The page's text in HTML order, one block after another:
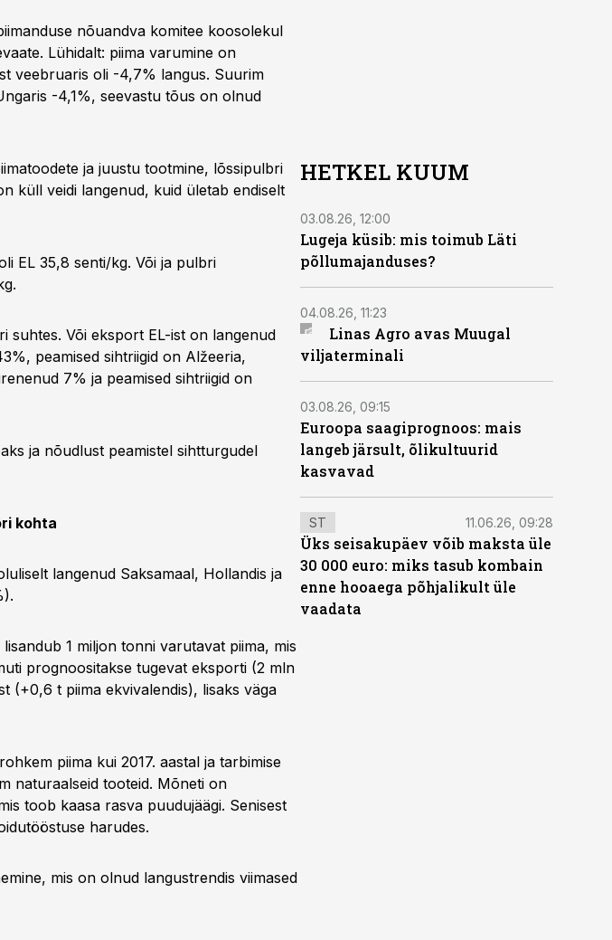
nõuandva komitee koosolekul
Lühidalt: piima varumine on
veebruaris oli -4,7% langus. Suurim
-4,1%, seevastu tõus on olnud
ja juustu tootmine, lõssipulbri
küll veidi langenud, kuid ületab endiselt
EL 35,8 senti/kg. Või ja pulbri
suhtes. Või eksport EL-ist on langenud
peamised sihtriigid on Alžeeria,
7% ja peamised sihtriigid on
ja nõudlust peamistel sihtturgudel
kohta
langenud Saksamaal, Hollandis ja
1 miljon tonni varutavat piima, mis
prognoositakse tugevat eksporti (2 mln
(+0,6 t piima ekvivalendis), lisaks väga
piima kui 2017. aastal ja tarbimise
naturaalseid tooteid. Mõneti on
toob kaasa rasva puudujäägi. Senisest
harudes.
HETKEL KUUM
03.08.26, 12:00
Lugeja küsib: mis toimub Läti
põllumajanduses?
04.08.26, 11:23
Linas Agro avas Muugal
viljaterminali
03.08.26, 09:15
Euroopa saagiprognoos: mais
langeb järsult, õlikultuurid
kasvavad
ST 11.06.26, 09:28
Üks seisakupäev võib maksta üle
30 000 euro: miks tasub kombain
enne hooaega põhjalikult üle
vaadata
mis on olnud langustrendis viimased